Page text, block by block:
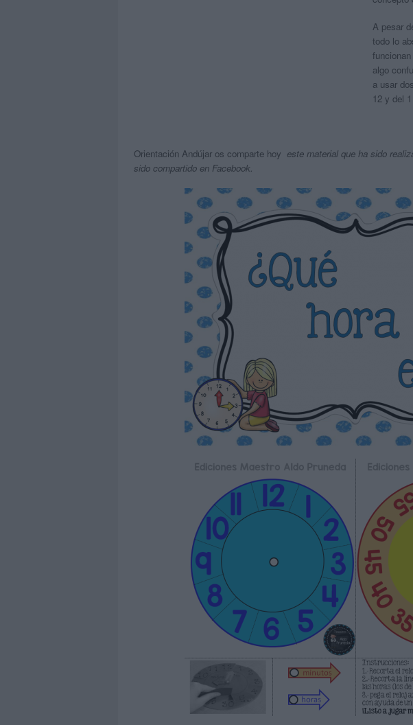
A pesar
todo lo
algo
a usar
12 y del
Orientación Andújar os comparte hoy este material que ha sido
sido compartido en Facebook.